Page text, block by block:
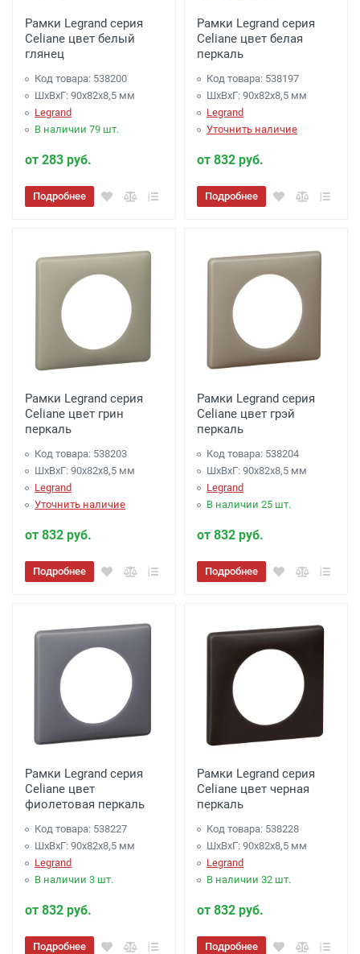
Рамки Legrand серия
Celiane цвет белый
глянец
Код товара: 538200
ШхВхГ: 90x82x8,5 мм
Legrand
В наличии 79 шт.
от 283 руб.
Подробнее
Рамки Legrand серия
Celiane цвет белая
перкаль
Код товара: 538197
ШхВхГ: 90x82x8,5 мм
Legrand
Уточнить наличие
от 832 руб.
Подробнее
Рамки Legrand серия
Celiane цвет грин
перкаль
Код товара: 538203
ШхВхГ: 90x82x8,5 мм
Legrand
Уточнить наличие
от 832 руб.
Подробнее
Рамки Legrand серия
Celiane цвет грэй
перкаль
Код товара: 538204
ШхВхГ: 90x82x8,5 мм
Legrand
В наличии 25 шт.
от 832 руб.
Подробнее
Рамки Legrand серия
Celiane цвет
фиолетовая перкаль
Код товара: 538227
ШхВхГ: 90x82x8,5 мм
Legrand
В наличии 3 шт.
от 832 руб.
Подробнее
Рамки Legrand серия
Celiane цвет черная
перкаль
Код товара: 538228
ШхВхГ: 90x82x8,5 мм
Legrand
В наличии 32 шт.
от 832 руб.
Подробнее